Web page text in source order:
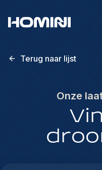
Terug naar lijst
Onze